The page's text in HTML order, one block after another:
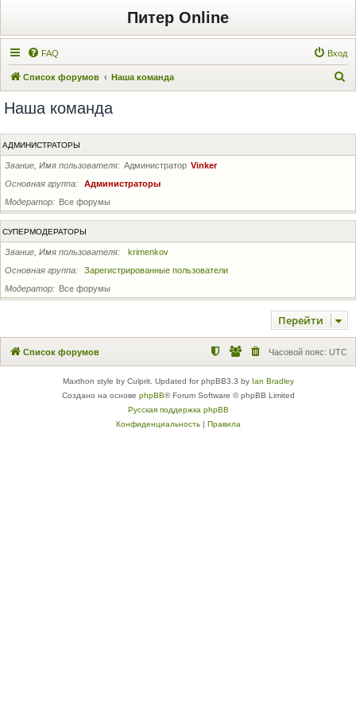
Питер Online
FAQ Вход
Список форумов Наша команда
с
Наша команда
АДМИНИСТРАТОРЫ
Звание, Имя пользователя Администратор Vinker
Основная группа
Администраторы
Модератор
Все форумы
СУПЕРМОДЕРАТОРЫ
Звание, Имя пользователя
krimenkov
Основная группа
Зарегистрированные пользователи
Модератор
Все форумы
Перейти
Список форумов Часовой пояс: UTC
Maxthon style by Culprit. Updated for phpBB3.3 by Ian Bradley
Создано на основе phpBB® Forum Software © phpBB Limited
Русская поддержка phpBB
Конфиденциальность| Правила